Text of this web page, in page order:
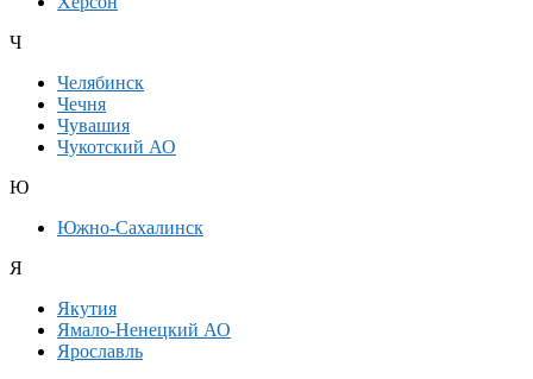
Ч
Челябинск
Чечня
Чувашия
Чукотский АО
Ю
Южно-Сахалинск
Я
Якутия
Ямало-Ненецкий АО
Ярославль